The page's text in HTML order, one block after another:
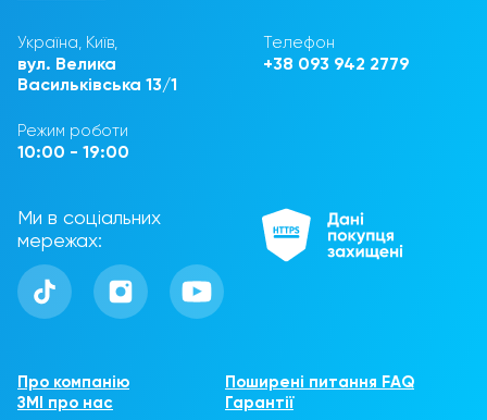
Україна, Київ,
вул. Велика
Васильківська 13/1
Телефон
+38 093 942 2779
Режим роботи
10:00 - 19:00
Ми в соціальних
мережах:
Про компанію
Поширені питання FAQ
ЗМІ про нас
Гарантії